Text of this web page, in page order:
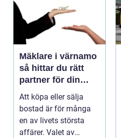
Mäklare i värnamo
så hittar du rätt
partner för din
bostadsaffär
Att köpa eller sälja
bostad är för många
en av livets största
affärer. Valet av